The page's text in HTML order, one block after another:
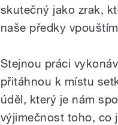
skutečný jako zrak,
naše předky
Stejnou práci
přitáhnou k místu
úděl, který je nám
výjimečnost toho, co